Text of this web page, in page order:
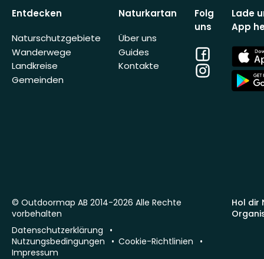
Entdecken
Naturschutzgebiete
Wanderwege
Landkreise
Gemeinden
Naturkartan
Über uns
Guides
Kontakte
Folg
uns
Facebook
Instagram
Lade
App
App
Store
App
Store
Hol dir
© Outdoormap AB 2014-2026 Alle Rechte
vorbehalten
Datenschutzerklärung
Nutzungsbedingungen
Cookie-Richtlinien
Impressum